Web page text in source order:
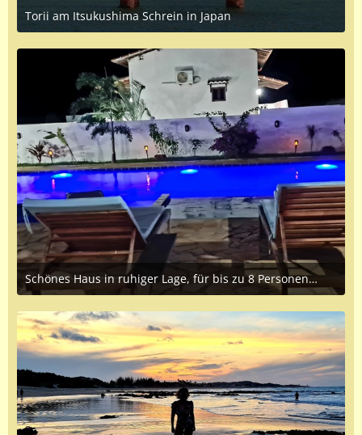
Torii am Itsukushima Schrein in Japan
July 10, 2023 at 10:57 PM
Schönes Haus in ruhiger Lage, für bis zu 8 Personen,zu vermieten.
April 8, 2023 at 1:25 PM